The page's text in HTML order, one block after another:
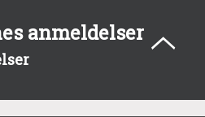
anmeldelser